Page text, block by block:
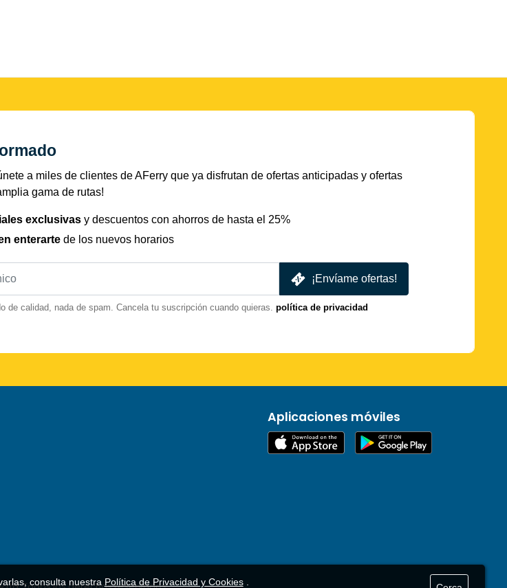
a miles de clientes de AFerry que ya disfrutan de ofertas anticipadas y ofertas
gama de rutas!
exclusivas y descuentos con ahorros de hasta el 25%
enterarte de los nuevos horarios
¡Envíame ofertas!
de calidad, nada de spam. Cancela tu suscripción cuando quieras. política de privacidad
Aplicaciones móviles
consulta nuestra Política de Privacidad y Cookies.